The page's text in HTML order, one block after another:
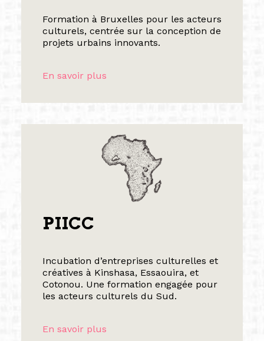
Formation à Bruxelles pour les acteurs
culturels, centrée sur la conception de
projets urbains innovants.
En savoir plus
PIICC
Incubation d’entreprises culturelles et
créatives à Kinshasa, Essaouira, et
Cotonou. Une formation engagée pour
les acteurs culturels du Sud.
En savoir plus